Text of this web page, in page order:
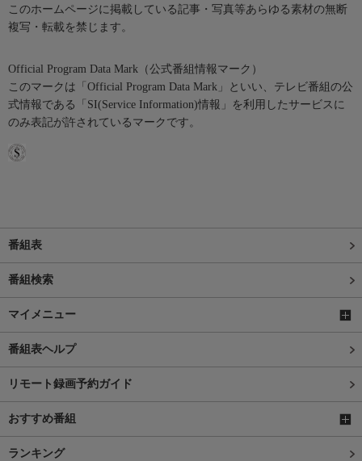
このホームページに掲載している記事・写真等あらゆる素材の無断
複写・転載を禁じます。
Official Program Data Mark（公式番組情報マーク）
このマークは「Official Program Data Mark」といい、テレビ番組の公
式情報である「SI(Service Information)情報」を利用したサービスに
のみ表記が許されているマークです。
番組表
番組検索
マイメニュー
番組表ヘルプ
リモート録画予約ガイド
おすすめ番組
ランキング